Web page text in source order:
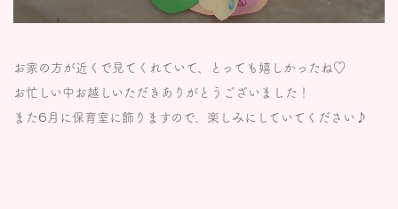
お家の方が近くで見てくれていて、とっても嬉しかったね♡
お忙しい中お越しいただきありがとうございました！
また6月に保育室に飾りますので、楽しみにしていてください♪